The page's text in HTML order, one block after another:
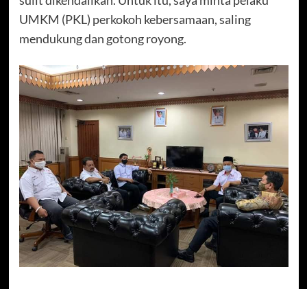
UMKM (PKL) perkokoh kebersamaan, saling
mendukung dan gotong royong.